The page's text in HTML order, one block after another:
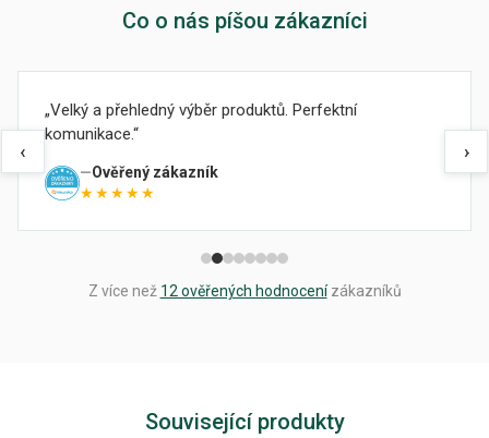
Co o nás píšou zákazníci
‹
Velký a přehledný výběr produktů. Perfektní
komunikace.
Ověřený zákazník
★★★★★
›
Z více než 12 ověřených hodnocenízákazníků
Související produkty